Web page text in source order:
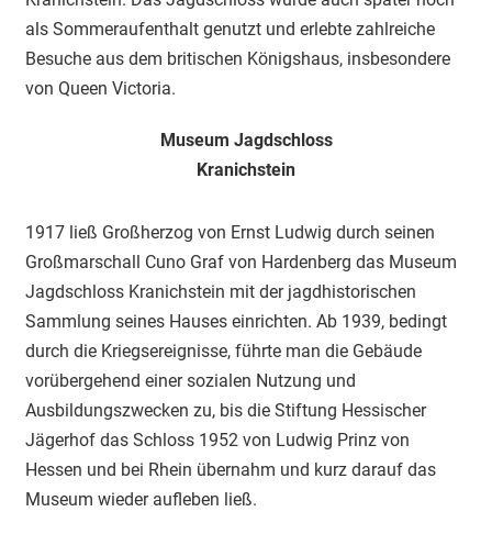
als Sommeraufenthalt genutzt und erlebte zahlreiche
Besuche aus dem britischen Königshaus, insbesondere
von Queen Victoria.
Museum Jagdschloss
Kranichstein
1917 ließ Großherzog von Ernst Ludwig durch seinen
Großmarschall Cuno Graf von Hardenberg das Museum
Jagdschloss Kranichstein mit der jagdhistorischen
Sammlung seines Hauses einrichten. Ab 1939, bedingt
durch die Kriegsereignisse, führte man die Gebäude
vorübergehend einer sozialen Nutzung und
Ausbildungszwecken zu, bis die Stiftung Hessischer
Jägerhof das Schloss 1952 von Ludwig Prinz von
Hessen und bei Rhein übernahm und kurz darauf das
Museum wieder aufleben ließ.